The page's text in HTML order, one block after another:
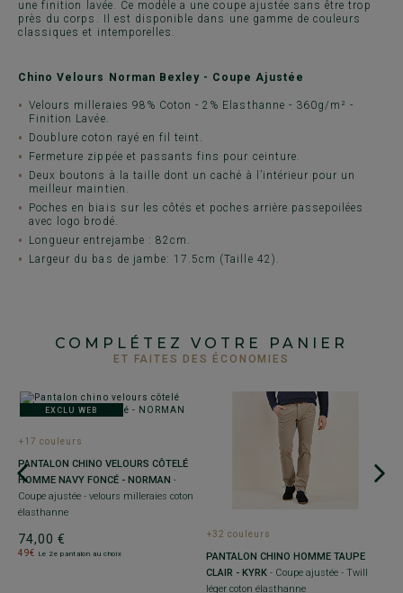
une finition lavée. Ce modèle a une coupe ajustée sans être trop
près du corps. Il est disponible dans une gamme de couleurs
classiques et intemporelles.
Chino Velours Norman Bexley - Coupe Ajustée
Velours milleraies 98% Coton - 2% Elasthanne - 360g/m² -
Finition Lavée.
Doublure coton rayé en fil teint.
Fermeture zippée et passants fins pour ceinture.
Deux boutons à la taille dont un caché à l’intérieur pour un
meilleur maintien.
Poches en biais sur les côtés et poches arrière passepoilées
avec logo brodé.
Longueur entrejambe : 82cm.
Largeur du bas de jambe: 17.5cm (Taille 42).
COMPLÉTEZ VOTRE PANIER
ET FAITES DES ÉCONOMIES
EXCLU WEB
+17 couleurs
PANTALON CHINO VELOURS CÔTELÉ
HOMME NAVY FONCÉ - NORMAN -
Coupe ajustée - velours milleraies coton
élasthanne
74,00 €
49€ Le 2e pantalon au choix
+32 couleurs
PANTALON CHINO HOMME TAUPE
CLAIR - KYRK - Coupe ajustée - Twill
léger coton élasthanne